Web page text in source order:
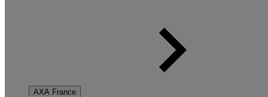
AXA France